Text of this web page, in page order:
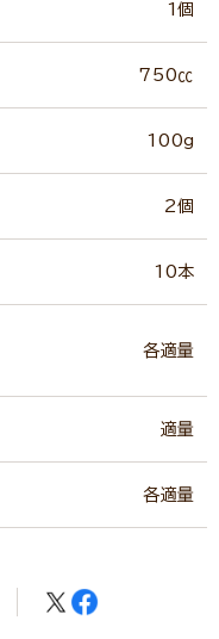
1個
750㏄
100g
2個
10本
各適量
適量
各適量